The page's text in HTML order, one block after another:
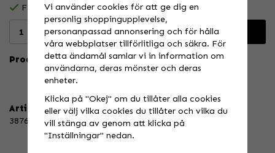
Finns i lager för omgående leverans
Lägg i varukorgen
Produktbeskrivning:
Artikelnummer:
3876-56
Vi använder cookies för att ge dig en
personlig shoppingupplevelse,
personanpassad annonsering och för hålla
våra webbplatser tillförlitliga och säkra. För
detta ändamål samlar vi in information om
användarna, deras mönster och deras
enheter.
Klicka på "Okej" om du tillåter alla cookies
eller välj vilka cookies du tillåter och vilka du
vill stänga av genom att klicka på
"Inställningar" nedan.